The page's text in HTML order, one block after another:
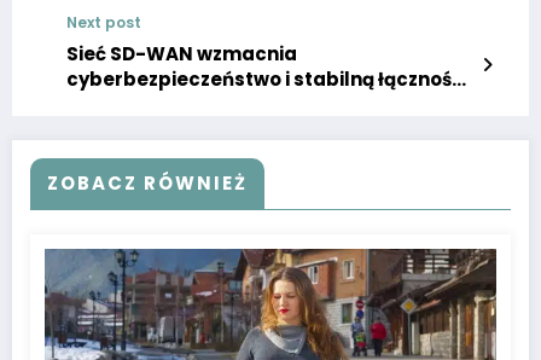
Next post
Sieć SD-WAN wzmacnia
cyberbezpieczeństwo i stabilną łączność
ZOBACZ RÓWNIEŻ